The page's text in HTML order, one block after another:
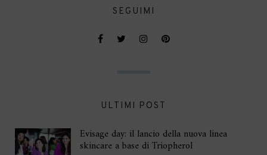
SEGUIMI
ULTIMI POST
Evisage day: il lancio della nuova linea
skincare a base di Triopherol